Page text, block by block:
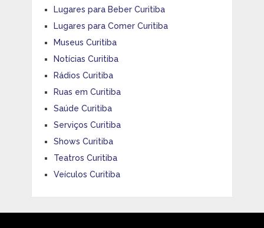
Lugares para Beber Curitiba
Lugares para Comer Curitiba
Museus Curitiba
Notícias Curitiba
Rádios Curitiba
Ruas em Curitiba
Saúde Curitiba
Serviços Curitiba
Shows Curitiba
Teatros Curitiba
Veículos Curitiba